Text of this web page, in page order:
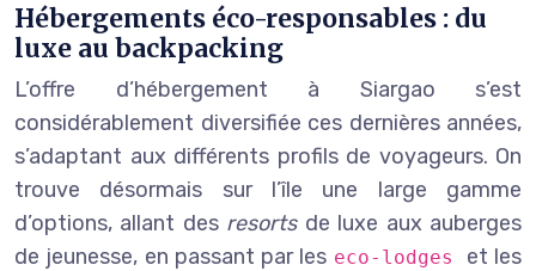
Hébergements éco-responsables : du
luxe au backpacking
L’offre d’hébergement à Siargao s’est
considérablement diversifiée ces dernières années,
s’adaptant aux différents profils de voyageurs. On
trouve désormais sur l’île une large gamme
d’options, allant des resorts de luxe aux auberges
de jeunesse, en passant par les eco-lodges et les